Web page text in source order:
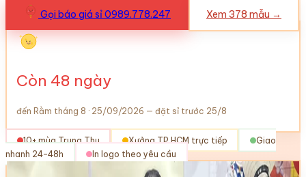
Gọi báo giá sỉ 0989.778.247 Xem 378 mẫu →
Còn 48 ngày
đến Rằm tháng 8 · 25/09/2026 — đặt sỉ trước 25/8
10+ mùa Trung Thu Xưởng TP.HCM trực tiếp
Giao
nhanh 24–48h
In logo theo yêu cầu